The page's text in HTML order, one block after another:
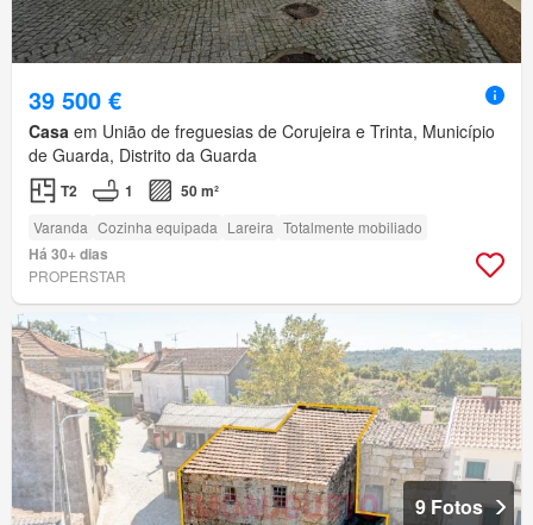
39 500 €
Casa em União de freguesias de Corujeira e Trinta, Município
de Guarda, Distrito da Guarda
T2 1 50 m²
Varanda Cozinha equipada Lareira Totalmente mobiliado
Há 30+ dias
PROPERSTAR
9 Fotos